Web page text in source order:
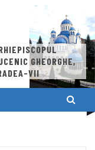
GHEORGHE,
VII